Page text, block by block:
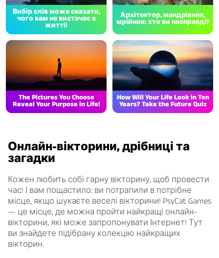
Вибір слів може сказати,
чого вам не вистачає в
житті!
Архітектор, мандрівник,
мрійник: хто ви насправді?
The Pictures You Choose
Reveal Your Purpose in Life!
How Will Your Life Look in Ten
Years? Take the Future Quiz
Онлайн-вікторини, дрібниці та
загадки
Кожен любить собі гарну вікторину, щоб провести
час! І вам пощастило: ви потрапили в потрібне
місце, якщо шукаєте веселі вікторини! PsyCat Games
— це місце, де можна пройти найкращі онлайн-
вікторини, які може запропонувати Інтернет! Тут
ви знайдете підібрану колекцію найкращих
вікторин.